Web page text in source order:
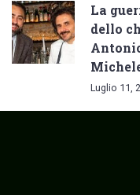
La
dello
Luglio 11,